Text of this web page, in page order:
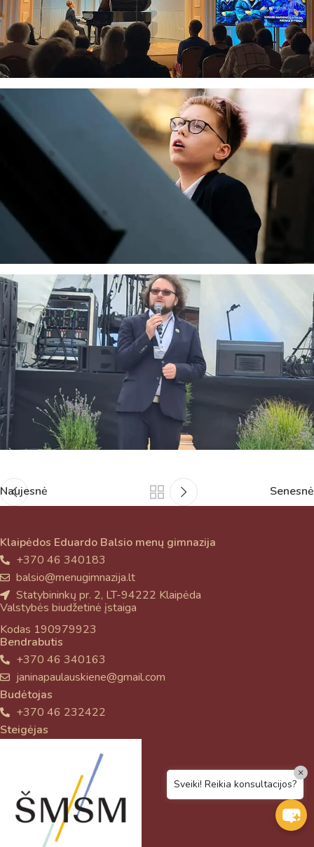
Naujesnė Senesnė
Klaipėdos Eduardo Balsio menų gimnazija
+370 46 340183
balsio@menugimnazija.lt
Statybininkų pr. 2, LT-94222 Klaipėda
Valstybės biudžetinė įstaiga
Kodas 190979923
Bendrabutis
+370 46 340163
janinapaulauskiene@gmail.com
Budėtojas
+370 46 232422
Steigėjas
Sveiki! Reikia konsultacijos?
×